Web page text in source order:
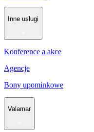
Inne usługi
Konference a akce
Agencje
Bony upominkowe
Valamar